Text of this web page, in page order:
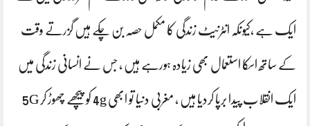
ایک ہے ،کیونکہ انٹرنیٹ زندگی کا مکمل حصہ بن چکے ہیں گزرتے وقت
کے ساتھ اسکا استعمال بھی زیادہ ہورہے ہیں ، جس نے انسانی زندگی میں
ایک انقلاب پیدا برپا کردیا ہیں ، مغربی دنیا تو ابھی 4g کو پیچھے چھوڑ کر 5G